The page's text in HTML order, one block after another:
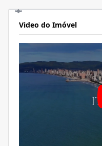
Video do Imóvel